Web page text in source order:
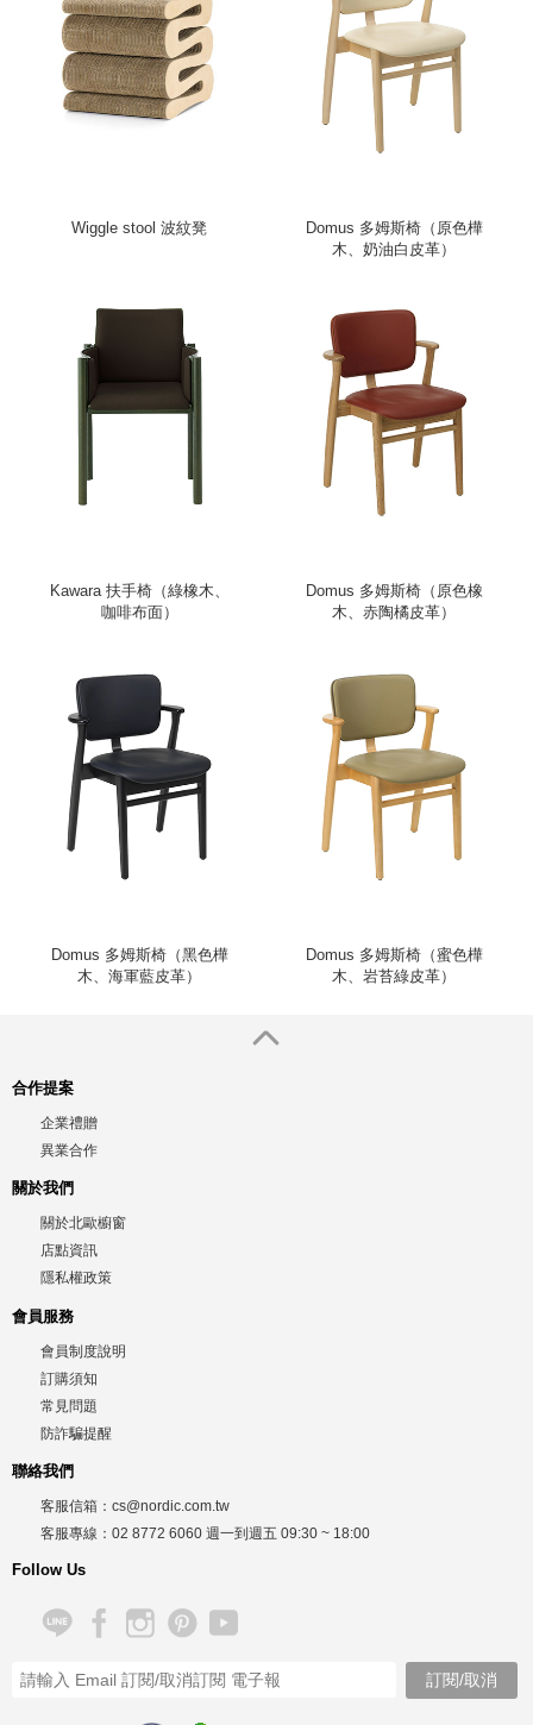
Wiggle stool 波紋凳
Domus 多姆斯椅（原色樺
木、奶油白皮革）
Kawara 扶手椅（綠橡木、
咖啡布面）
Domus 多姆斯椅（原色橡
木、赤陶橘皮革）
Domus 多姆斯椅（黑色樺
木、海軍藍皮革）
Domus 多姆斯椅（蜜色樺
木、岩苔綠皮革）
合作提案
企業禮贈
異業合作
關於我們
關於北歐櫥窗
店點資訊
隱私權政策
會員服務
會員制度說明
訂購須知
常見問題
防詐騙提醒
聯絡我們
客服信箱： cs@nordic.com.tw
客服專線： 02 8772 6060 週一到週五 09:30 ~ 18:00
Follow Us